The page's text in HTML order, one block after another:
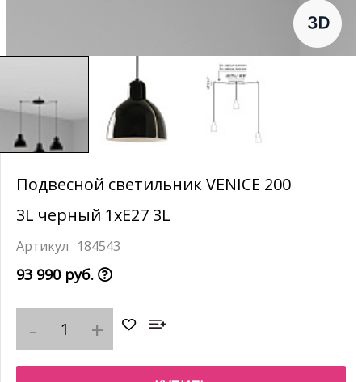
Подвесной светильник VENICE 200
3L черный 1xE27 3L
184543
93 990 руб.